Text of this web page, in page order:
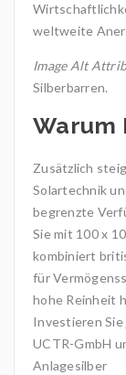
weltweite
Image Alt
Silberbarren.
Warum
Zusätzlich
Solartechnik
begrenzte
Sie mit 100 x
kombiniert
für
hohe Reinheit
Investieren
UCTR-GmbH
Anlagesilber